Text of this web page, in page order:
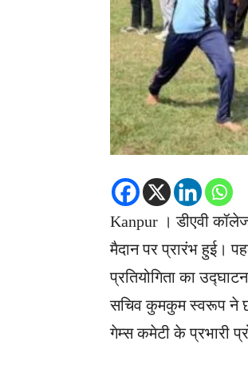
Kanpur । डीएवी
मैदान पर प्रारंभ हुई।
प्रतियोगिता का
सचिव कुमकुम स्वरूप ने
गेम्स कमेटी के प्रभारी